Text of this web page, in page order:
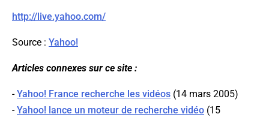
http://live.yahoo.com/
Source : Yahoo!
Articles connexes sur ce site :
-Yahoo! France recherche les vidéos (14 mars 2005)
-Yahoo! lance un moteur de recherche vidéo (15